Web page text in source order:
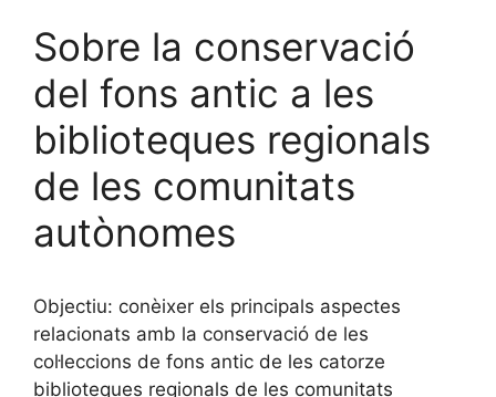
Sobre la conservació
del fons antic a les
biblioteques regionals
de les comunitats
autònomes
Objectiu: conèixer els principals aspectes
relacionats amb la conservació de les
col·leccions de fons antic de les catorze
biblioteques regionals de les comunitats